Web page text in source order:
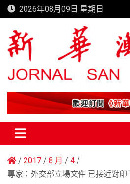
Skip
to
content
2026年08月09日 星期日
新華澳報
2017 8 月
4
專家：外交部立場文件 已接近對印